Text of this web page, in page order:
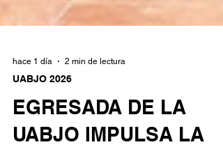
UABJO 2026
EGRESADA DE LA